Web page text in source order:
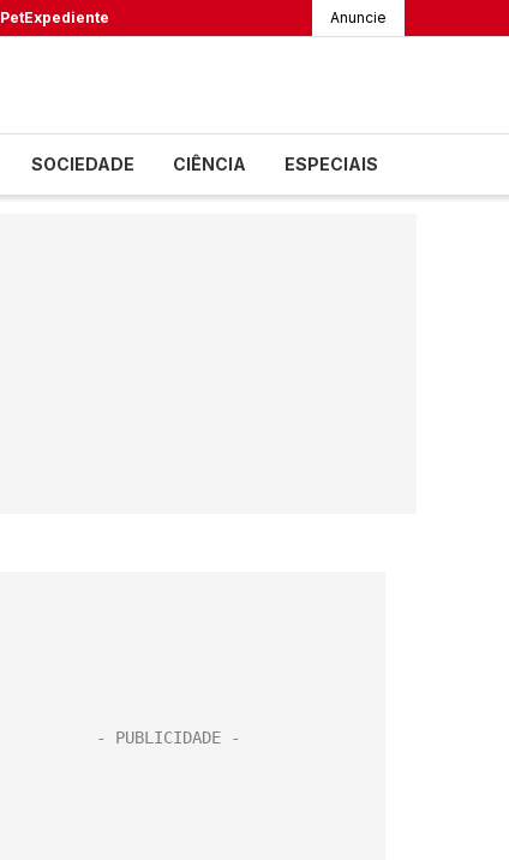
PetExpediente Anuncie
SOCIEDADE CIÊNCIA ESPECIAIS